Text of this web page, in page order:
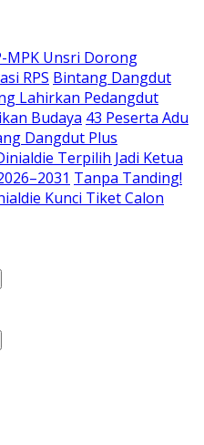
MPK Unsri Dorong
RPS Bintang Dangdut
Lahirkan Pedangdut
Budaya 43 Peserta Adu
Dangdut Plus
Terpilih Jadi Ketua
Tanpa Tanding!
Kunci Tiket Calon